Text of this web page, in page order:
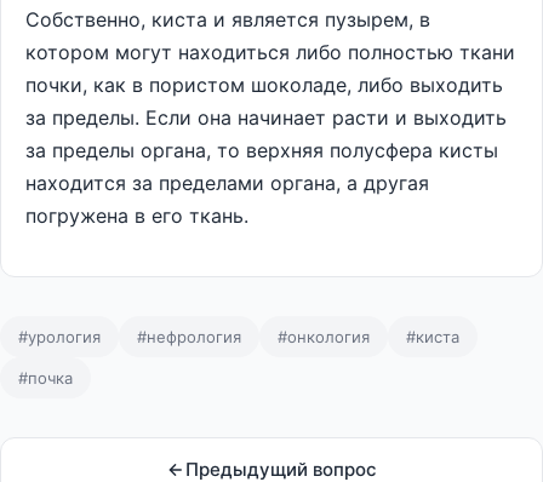
Собственно, киста и является пузырем, в
котором могут находиться либо полностью ткани
почки, как в пористом шоколаде, либо выходить
за пределы. Если она начинает расти и выходить
за пределы органа, то верхняя полусфера кисты
находится за пределами органа, а другая
погружена в его ткань.
#урология #нефрология #онкология #киста
#почка
Предыдущий вопрос